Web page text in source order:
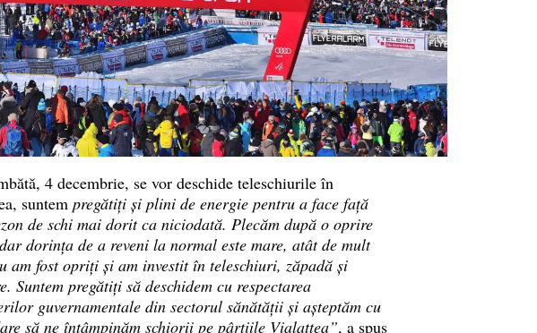
4 decembrie, se vor deschide teleschiurile în
suntem pregătiți și plini de energie pentru a face față
de schi mai dorit ca niciodată. Plecăm după o oprire
dorința de a reveni la normal este mare, atât de mult
am fost opriți și am investit în teleschiuri, zăpadă și
Suntem pregătiți să deschidem cu respectarea
guvernamentale din sectorul sănătății și așteptăm cu
să ne întâmpinăm schiorii pe pârtiile Vialattea”, a spus